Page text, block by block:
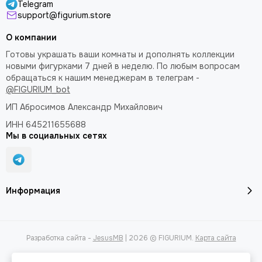
Telegram
support@figurium.store
Информация
О компании
Готовы украшать ваши комнаты и дополнять коллекции
новыми фигурками 7 дней в неделю. По любым вопросам
обращаться к нашим менеджерам в телеграм -
@FIGURIUM_bot
ИП Абросимов Александр Михайлович
ИНН 645211655688
Мы в социальных сетях
Разработка сайта - JesusMB | 2026 © FIGURIUM. Карта сайта